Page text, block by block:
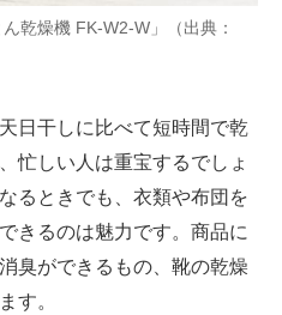
乾燥機 FK-W2-W」（出典：
日干しに比べて短時間で乾
忙しい人は重宝するでしょ
るときでも、衣類や布団を
きるのは魅力です。商品に
臭ができるもの、靴の乾燥
す。